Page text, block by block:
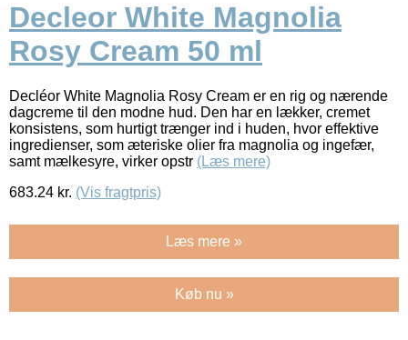
Decleor White Magnolia
Rosy Cream 50 ml
Decléor White Magnolia Rosy Cream er en rig og nærende
dagcreme til den modne hud. Den har en lækker, cremet
konsistens, som hurtigt trænger ind i huden, hvor effektive
ingredienser, som æteriske olier fra magnolia og ingefær,
samt mælkesyre, virker opstr (Læs mere)
683.24 kr. (Vis fragtpris)
Læs mere »
Køb nu »